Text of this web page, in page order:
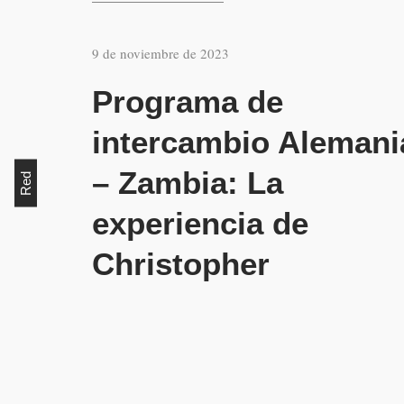
9 de noviembre de 2023
Red
Programa de
intercambio
– Zambia: La
experiencia de
Christopher